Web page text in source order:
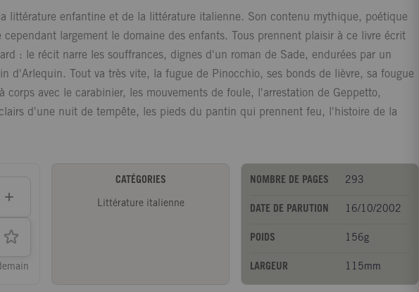
littérature enfantine et de la littérature italienne. Son contenu mythique, poétique
cependant largement le domaine des enfants. Tous prennent plaisir à ce livre écrit
: le récit narre les souffrances, dignes d'un roman de Sade, endurées par un
d'Arlequin. Tout va très vite, la fugue de Pinocchio, ses bonds de lièvre, sa fougue
corps avec le carabinier, les mouvements de foule, l'arrestation de Geppetto,
d'une nuit de tempête, les pieds du pantin qui prennent feu, l'histoire de la
+
CATÉGORIES
Littérature italienne
NOMBRE DE PAGES 293
DATE DE PARUTION 16/10/2002
POIDS 156g
LARGEUR 115mm